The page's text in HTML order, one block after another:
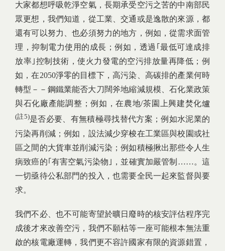
大家都想呼吸乾淨空氣，長期承受空污之苦的中南部民
眾更想，我們知道，從工業、交通或是逸散的來源，都
還有可以努力、也必須努力的地方，例如，從需求面管
理，抑制電力使用的成長；例如，透過｢最低可達成排
放率｣控制技術，使火力發電的空污排放量再降低；例
如，在2050淨零的目標下，高污染、高碳排的產業何時
轉型－－鋼鐵業能否大刀闊斧地縮減規模、石化業政策
與石化廠產能調整；例如，在農地/茶園上興建焚化爐
(註5)是否必要、有無積極尋找替代方案；例如水泥業的
污染再削減；例如，設法減少穿梭在工業區與校園或社
區之間的大貨車並削減污染；例如積極揪出那些令人生
病致癌的｢有害空氣污染物｣，並確實加嚴管制……。這
一切亟待公私部門的投入，也需要全民一起來監督與要
求。
我們不必、也不可能寄望於曠日廢時的核安評估程序完
成後才來改善空污，我們不願枯等一座可能根本無法重
啟的核電廠運轉，我們更不容許國家有限的資源錯置，